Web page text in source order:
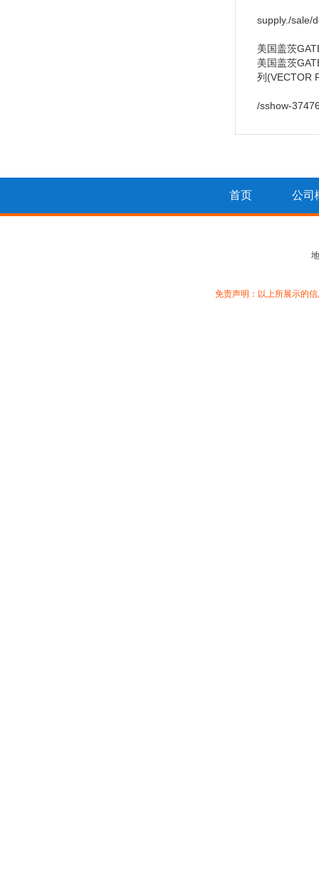
supply./sale/
美国盖茨
美国盖茨
列(VECTOR
/sshow-
首页 公司
免责声明：以上所展示的